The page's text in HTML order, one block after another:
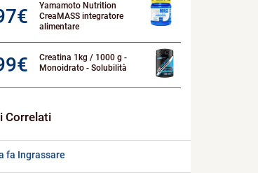
€
Yamamoto Nutrition
CreaMASS integratore
alimentare
€
Creatina 1kg / 1000 g -
Monoidrato - Solubilità
fa Ingrassare